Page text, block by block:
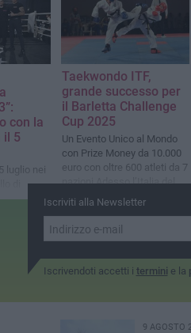
con la
il 5
luglio nei
Taekwondo ITF,
grande successo per
il Barletta Challenge
Cup 2025
Un Evento Unico al Mondo
con Prize Money da 10.000
euro con oltre 600 atleti da 7
nazioni Adesso l’Italia del
taekwondo si prepara al
mondiale in programma a
Jesolo
Iscriviti alla Newsletter
Iscrivendoti accetti i termini e la
9 AGOSTO